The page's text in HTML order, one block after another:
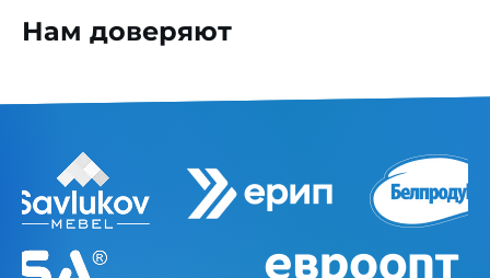
Нам доверяют